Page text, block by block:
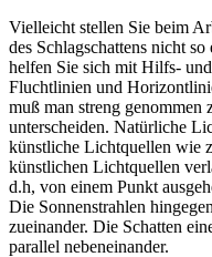
Vielleicht stellen Sie beim
des Schlagschattens nicht
helfen Sie sich mit Hilfs-
Fluchtlinien und
muß man streng
unterscheiden. Natürliche
künstliche Lichtquellen wie
künstlichen Lichtquellen
d.h, von einem Punkt
Die Sonnenstrahlen
zueinander. Die Schatten
parallel nebeneinander.